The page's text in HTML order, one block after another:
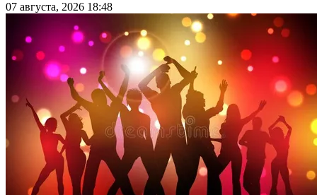
07 августа, 2026 18:48